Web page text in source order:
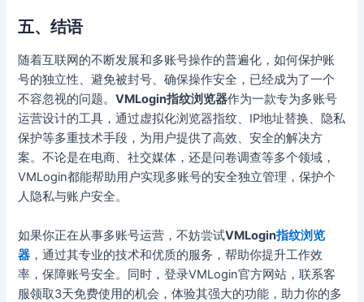
五、结语
随着互联网的不断发展和多账号操作的普遍化，如何保护账
号的独立性、避免被封号、确保操作安全，已经成为了一个
不容忽视的问题。VMLogin指纹浏览器作为一款专为多账号
运营设计的工具，通过虚拟化浏览器指纹、IP地址替换、隐私
保护等多重技术手段，为用户提供了高效、安全的解决方
案。不论是在电商、社交媒体，还是问卷调查等多个领域，
VMLogin都能帮助用户实现多账号的安全独立管理，保护个
人隐私与账户安全。
如果你正在从事多账号运营，不妨尝试VMLogin指纹浏览
器 ，通过其专业的技术和优质的服务，帮助你提升工作效
率，保障账号安全。同时，登录VMLogin官方网站，联系客
服领取3天免费使用的机会，体验其强大的功能，助力你的多